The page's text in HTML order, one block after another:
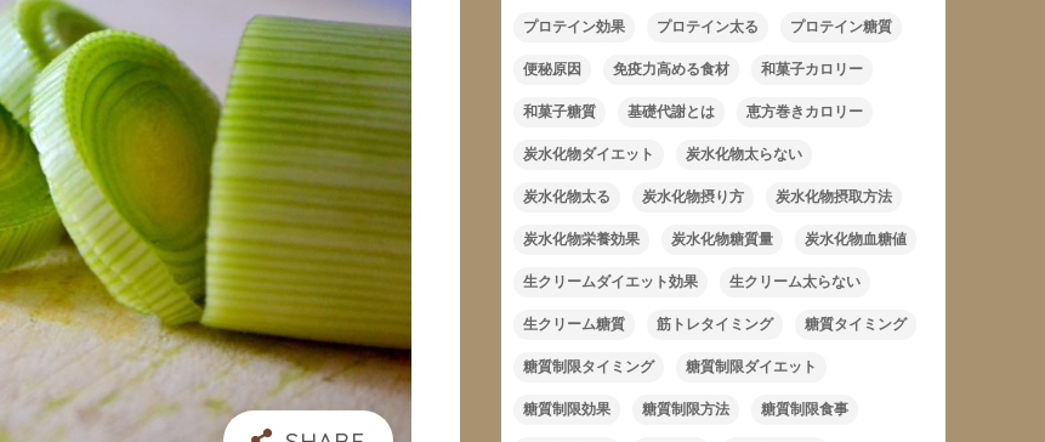
プロテイン効果 プロテイン太る プロテイン糖質
便秘原因 免疫力高める食材 和菓子カロリー
和菓子糖質 基礎代謝とは 恵方巻きカロリー
炭水化物ダイエット 炭水化物太らない
炭水化物太る 炭水化物摂り方 炭水化物摂取方法
炭水化物栄養効果 炭水化物糖質量 炭水化物血糖値
生クリームダイエット効果 生クリーム太らない
生クリーム糖質 筋トレタイミング 糖質タイミング
糖質制限タイミング 糖質制限ダイエット
糖質制限効果 糖質制限方法 糖質制限食事